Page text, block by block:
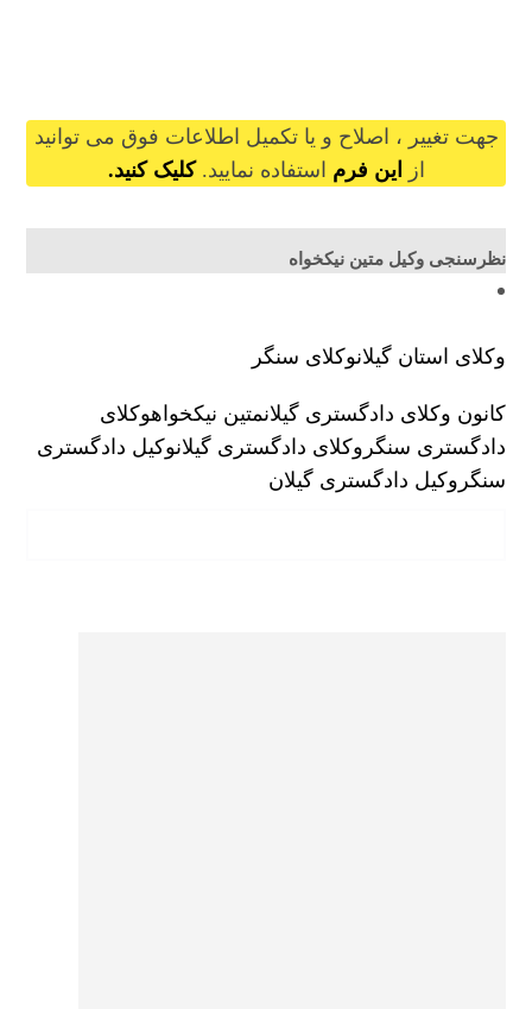
جهت تغییر ، اصلاح و یا تکمیل اطلاعات فوق می توانید
از
این فرم استفاده نمایید. کلیک کنید.
نظرسنجی وکیل متین نیکخواه
وکلای استان گیلانوکلای سنگر
کانون وکلای دادگستری گیلانمتین نیکخواهوکلای
دادگستری سنگر وکلای دادگستری گیلانوکیل دادگستری
سنگر وکیل دادگستری گیلان